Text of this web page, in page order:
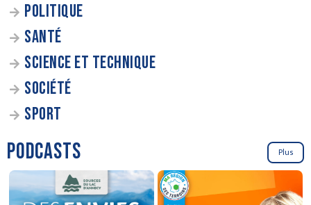
POLITIQUE
SANTÉ
SCIENCE ET TECHNIQUE
SOCIÉTÉ
SPORT
PODCASTS Plus